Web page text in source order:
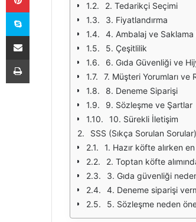
2. Tedarikçi Seçimi
3. Fiyatlandırma
4. Ambalaj ve Saklama
5. Çeşitlilik
6. Gıda Güvenliği ve
7. Müşteri Yorumları ve
8. Deneme Siparişi
9. Sözleşme ve Şartlar
10. Sürekli İletişim
SSS (Sıkça Sorulan Sorular)
1. Hazır köfte alırken
2. Toptan köfte
3. Gıda güvenliği
4. Deneme siparişi
5. Sözleşme neden
Skype
E-Posta ile paylaş